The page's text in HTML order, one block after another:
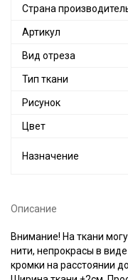
Страна
Артикул
Вид отреза
Тип ткани
Рисунок
Цвет
Назначение
Описание
Внимание! На ткани
нити, непрокрасы в
кромки на расстоянии